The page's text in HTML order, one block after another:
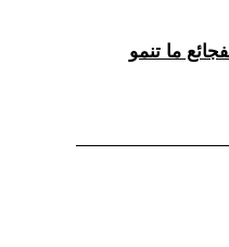
ما تنمو